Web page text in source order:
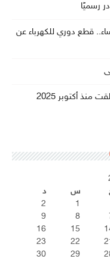
رسميًا
قطع دوري للكهرباء عن
مسؤولة بالستاغ: التحضيرات للصيف انطلقت منذ أكتوبر 2025
س
د
1
2
8
9
15
16
22
23
29
30